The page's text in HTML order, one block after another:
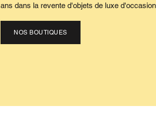
ans dans la revente d'objets de luxe
NOS BOUTIQUES